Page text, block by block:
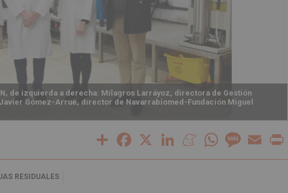
de izquierda a derecha: Milagros Larráyoz, directora de Gestión
Gómez-Arrue, director de Navarrabiomed-Fundación Miguel
Share Facebook LinkedInMeneameWhatsAppMessage
Email
RESIDUALES